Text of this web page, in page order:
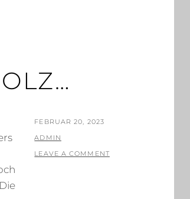
POSTED
ON
FEBRUAR 20, 2023
BY
ADMIN
LEAVE A COMMENT